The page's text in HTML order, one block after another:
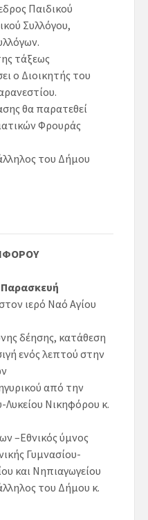
Παιδικού
Συλλόγου,
τάξεως
ο Διοικητής του
θα παρατεθεί
Φρουράς
του Δήμου
Παρασκευή
ιερό Ναό Αγίου
δέησης, κατάθεση
ενός λεπτού στην
από την
Λυκείου Νικηφόρου κ.
–Εθνικός ύμνος
Γυμνασίου-
και Νηπιαγωγείου
του Δήμου κ.